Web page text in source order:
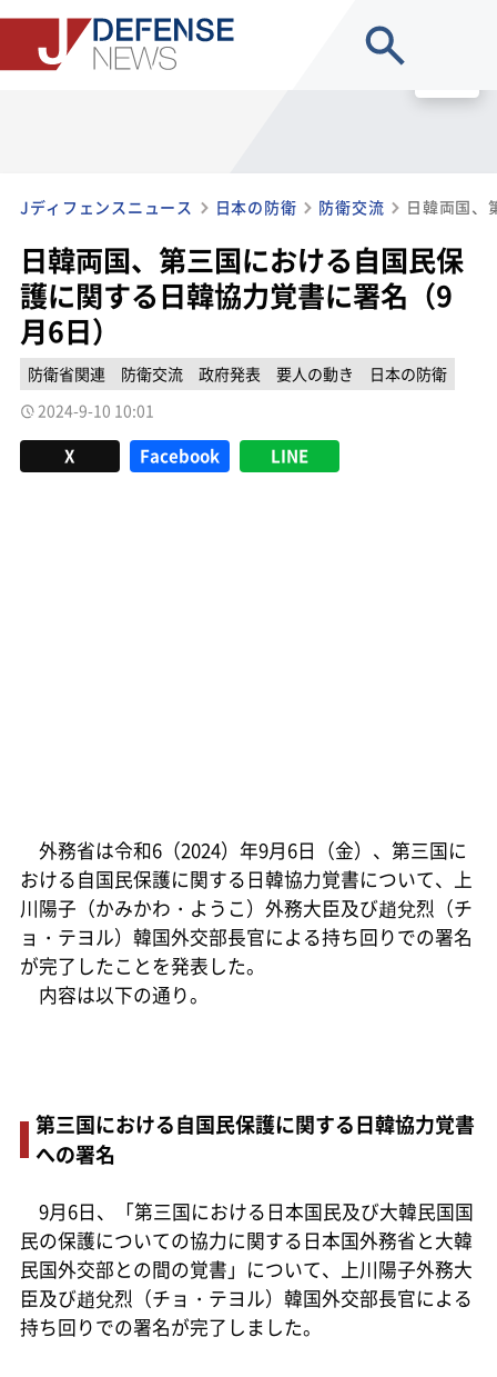
Jディフェンスニュース 日本の防衛 防衛交流
日韓両国、第三国における自国民保
護に関する日韓協力覚書に署名（9
月6日）
防衛省関連 防衛交流 政府発表 要人の動き
日本の防衛
2024-9-10 10:01
X Facebook LINE
外務省は令和6（2024）年9月6日（金）、第三国に
おける自国民保護に関する日韓協力覚書について、上
川陽子（かみかわ・ようこ）外務大臣及び趙兌烈（チ
ョ・テヨル）韓国外交部長官による持ち回りでの署名
が完了したことを発表した。
内容は以下の通り。
第三国における自国民保護に関する日韓協力覚書
への署名
9月6日、「第三国における日本国民及び大韓民国国
民の保護についての協力に関する日本国外務省と大韓
民国外交部との間の覚書」について、上川陽子外務大
臣及び趙兌烈（チョ・テヨル）韓国外交部長官による
持ち回りでの署名が完了しました。